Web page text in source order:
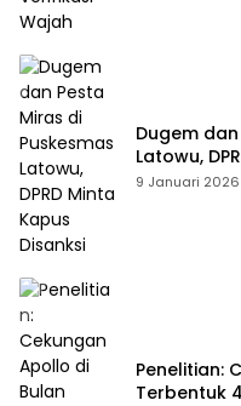
Dugem
Latowu,
9 Januari 2026
Penelitian:
Terbentuk